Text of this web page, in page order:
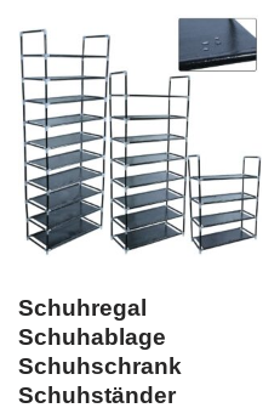
Schuhregal
Schuhablage
Schuhschrank
Schuhständer